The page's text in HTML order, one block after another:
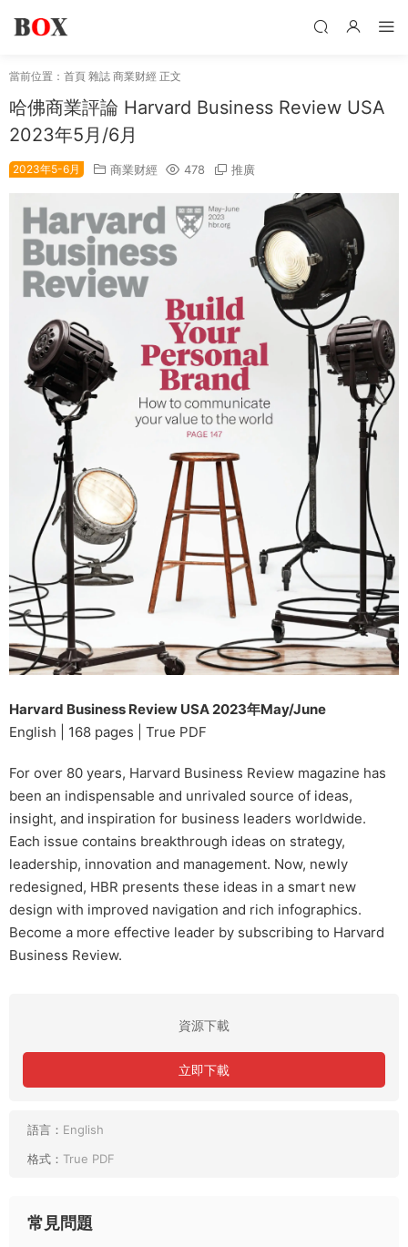
當前位置： 首頁 雜誌 商業财經 正文
哈佛商業評論 Harvard Business Review USA
2023年5月/6月
2023年5-6月 商業财經 478 推廣
Harvard Business Review USA 2023年May/June
English | 168 pages | True PDF
For over 80 years, Harvard Business Review magazine has
been an indispensable and unrivaled source of ideas,
insight, and inspiration for business leaders worldwide.
Each issue contains breakthrough ideas on strategy,
leadership, innovation and management. Now, newly
redesigned, HBR presents these ideas in a smart new
design with improved navigation and rich infographics.
Become a more effective leader by subscribing to Harvard
Business Review.
資源下載
立即下載
語言： English
格式： True PDF
常見問題